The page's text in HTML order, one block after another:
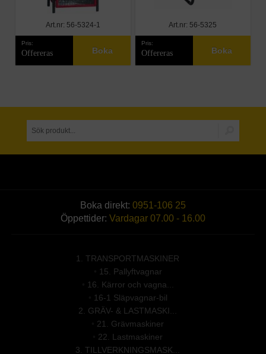
Art.nr: 56-5324-1
Pris:
Offereras Boka
Art.nr: 56-5325
Pris:
Offereras Boka
Boka direkt: 0951-106 25
Öppettider: Vardagar 07.00 - 16.00
1. TRANSPORTMASKINER
15. Pallyftvagnar
16. Kärror och vagna...
16-1 Släpvagnar-bil
2. GRÄV- & LASTMASKI...
21. Grävmaskiner
22. Lastmaskiner
3. TILLVERKNINGSMASK...